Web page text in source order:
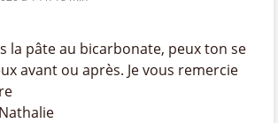
la pâte au bicarbonate, peux ton se
avant ou après. Je vous remercie